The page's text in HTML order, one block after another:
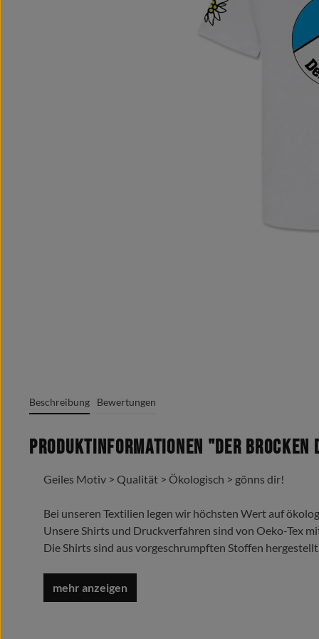
Beschreibung Bewertungen
Produktinformationen "Der Brocken
Geiles Motiv > Qualität > Ökologisch > gönns dir!
Bei unseren Textilien legen wir höchsten Wert auf
Unsere Shirts und Druckverfahren sind von Oeko-Tex
Die Shirts sind aus vorgeschrumpften Stoffen
Trage es liebe es lebe es !